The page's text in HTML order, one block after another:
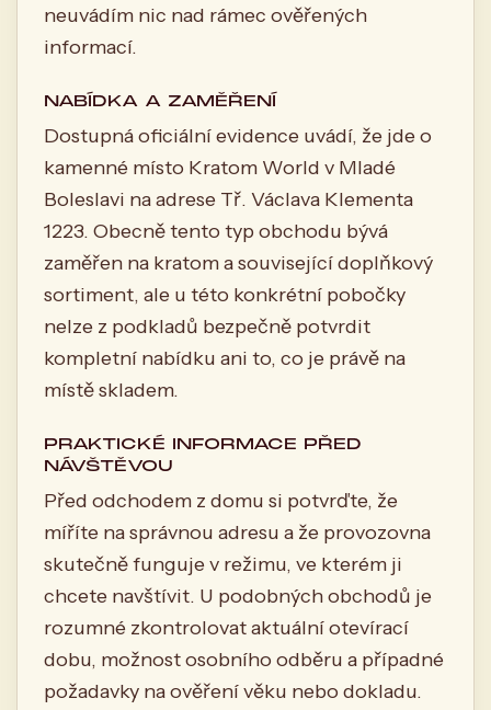
neuvádím nic nad rámec ověřených
informací.
NABÍDKA A ZAMĚŘENÍ
Dostupná oficiální evidence uvádí, že jde o
kamenné místo Kratom World v Mladé
Boleslavi na adrese Tř. Václava Klementa
1223. Obecně tento typ obchodu bývá
zaměřen na kratom a související doplňkový
sortiment, ale u této konkrétní pobočky
nelze z podkladů bezpečně potvrdit
kompletní nabídku ani to, co je právě na
místě skladem.
PRAKTICKÉ INFORMACE PŘED
NÁVŠTĚVOU
Před odchodem z domu si potvrďte, že
míříte na správnou adresu a že provozovna
skutečně funguje v režimu, ve kterém ji
chcete navštívit. U podobných obchodů je
rozumné zkontrolovat aktuální otevírací
dobu, možnost osobního odběru a případné
požadavky na ověření věku nebo dokladu.